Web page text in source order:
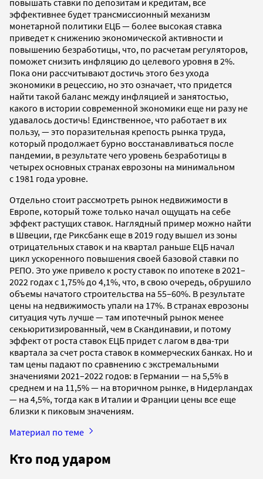
повышать ставки по депозитам и кредитам, все
эффективнее будет трансмиссионный механизм
монетарной политики ЕЦБ — более высокая ставка
приведет к снижению экономической активности и
повышению безработицы, что, по расчетам регуляторов,
поможет снизить инфляцию до целевого уровня в 2%.
Пока они рассчитывают достичь этого без ухода
экономики в рецессию, но это означает, что придется
найти такой баланс между инфляцией и занятостью,
какого в истории современной экономики еще ни разу не
удавалось достичь! Единственное, что работает в их
пользу, — это поразительная крепость рынка труда,
который продолжает бурно восстанавливаться после
пандемии, в результате чего уровень безработицы в
четырех основных странах еврозоны на минимальном
с 1981 года уровне.
Отдельно стоит рассмотреть рынок недвижимости в
Европе, который тоже только начал ощущать на себе
эффект растущих ставок. Наглядный пример можно найти
в Швеции, где Риксбанк еще в 2019 году вышел из зоны
отрицательных ставок и на квартал раньше ЕЦБ начал
цикл ускоренного повышения своей базовой ставки по
РЕПО. Это уже привело к росту ставок по ипотеке в 2021–
2022 годах с 1,75% до 4,1%, что, в свою очередь, обрушило
объемы начатого строительства на 55–60%. В результате
цены на недвижимость упали на 17%. В странах еврозоны
ситуация чуть лучше — там ипотечный рынок менее
секьюритизированный, чем в Скандинавии, и потому
эффект от роста ставок ЕЦБ придет с лагом в два-три
квартала за счет роста ставок в коммерческих банках. Но и
там цены падают по сравнению с экстремальными
значениями 2021–2022 годов: в Германии — на 5,5% в
среднем и на 11,5% — на вторичном рынке, в Нидерландах
— на 4,5%, тогда как в Италии и Франции цены все еще
близки к пиковым значениям.
Материал по теме
Кто под ударом